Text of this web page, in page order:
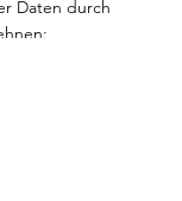
Daten durch